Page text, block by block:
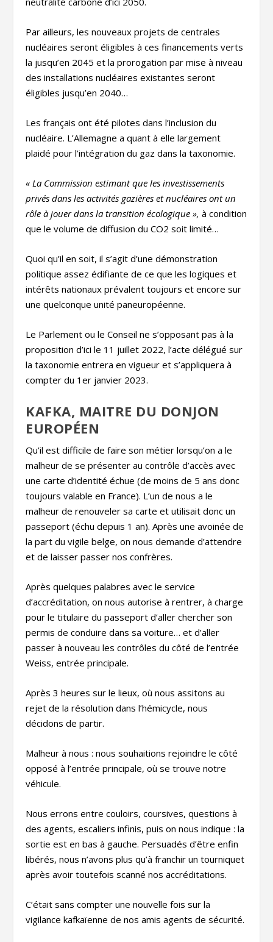
Par ailleurs, les nouveaux projets de centrales
nucléaires seront éligibles à ces financements verts
la jusqu’en 2045 et la prorogation par mise à niveau
des installations nucléaires existantes seront
éligibles jusqu’en 2040…
Les français ont été pilotes dans l’inclusion du
nucléaire. L’Allemagne a quant à elle largement
plaidé pour l’intégration du gaz dans la taxonomie.
« La Commission estimant que les investissements
privés dans les activités gazières et nucléaires ont un
rôle à jouer dans la transition écologique », à condition
que le volume de diffusion du CO2 soit limité…
Quoi qu’il en soit, il s’agit d’une démonstration
politique assez édifiante de ce que les logiques et
intérêts nationaux prévalent toujours et encore sur
une quelconque unité paneuropéenne.
Le Parlement ou le Conseil ne s’opposant pas à la
proposition d’ici le 11 juillet 2022, l’acte délégué sur
la taxonomie entrera en vigueur et s’appliquera à
compter du 1er janvier 2023.
KAFKA, MAITRE DU DONJON
EUROPÉEN
Qu’il est difficile de faire son métier lorsqu’on a le
malheur de se présenter au contrôle d’accès avec
une carte d’identité échue (de moins de 5 ans donc
toujours valable en France). L’un de nous a le
malheur de renouveler sa carte et utilisait donc un
passeport (échu depuis 1 an). Après une avoinée de
la part du vigile belge, on nous demande d’attendre
et de laisser passer nos confrères.
Après quelques palabres avec le service
d’accréditation, on nous autorise à rentrer, à charge
pour le titulaire du passeport d’aller chercher son
permis de conduire dans sa voiture… et d’aller
passer à nouveau les contrôles du côté de l’entrée
Weiss, entrée principale.
Après 3 heures sur le lieux, où nous assitons au
rejet de la résolution dans l’hémicycle, nous
décidons de partir.
Malheur à nous : nous souhaitions rejoindre le côté
opposé à l’entrée principale, où se trouve notre
véhicule.
Nous errons entre couloirs, coursives, questions à
des agents, escaliers infinis, puis on nous indique : la
sortie est en bas à gauche. Persuadés d’être enfin
libérés, nous n’avons plus qu’à franchir un tourniquet
après avoir toutefois scanné nos accréditations.
C’était sans compter une nouvelle fois sur la
vigilance kafkaïenne de nos amis agents de sécurité.